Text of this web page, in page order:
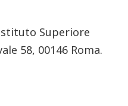
Superiore
58, 00146 Roma.